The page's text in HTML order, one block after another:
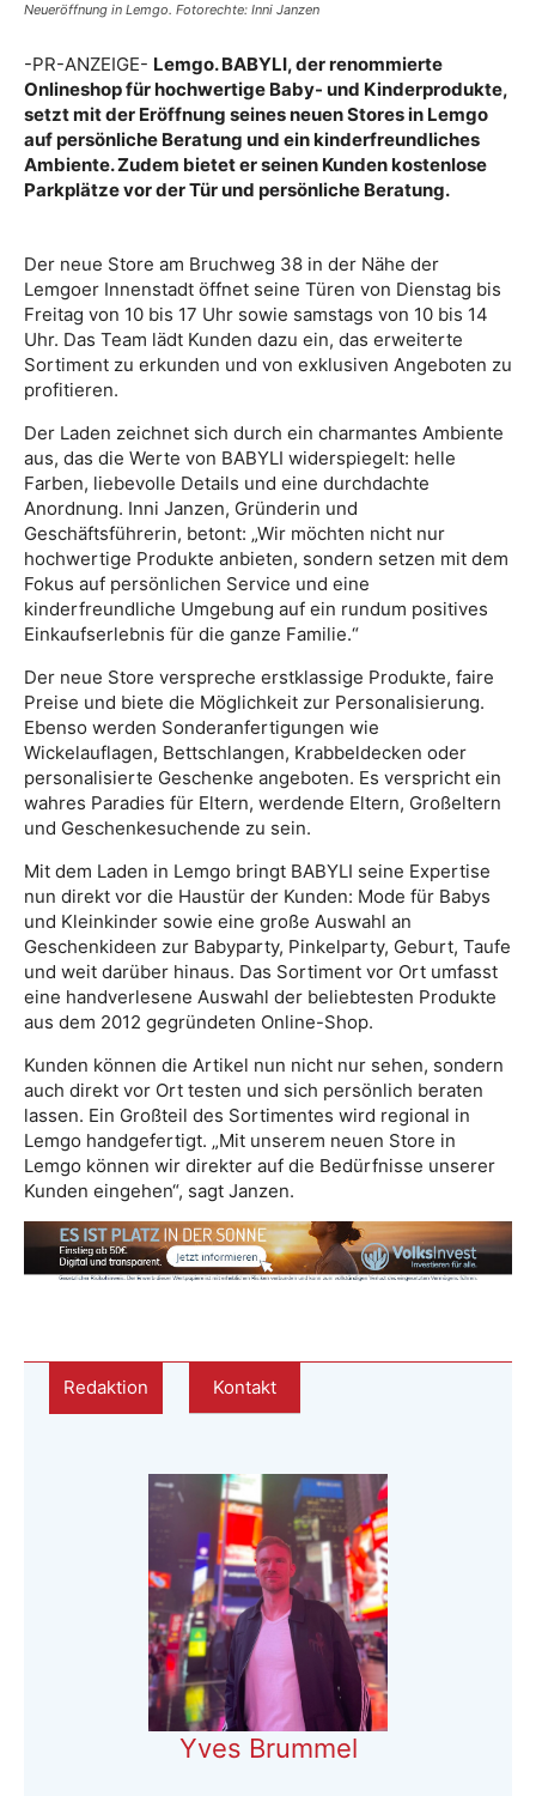
Neueröffnung in Lemgo. Fotorechte: Inni Janzen
-PR-ANZEIGE- Lemgo. BABYLI, der renommierte
Onlineshop für hochwertige Baby- und Kinderprodukte,
setzt mit der Eröffnung seines neuen Stores in Lemgo
auf persönliche Beratung und ein kinderfreundliches
Ambiente. Zudem bietet er seinen Kunden kostenlose
Parkplätze vor der Tür und persönliche Beratung.
Der neue Store am Bruchweg 38 in der Nähe der
Lemgoer Innenstadt öffnet seine Türen von Dienstag bis
Freitag von 10 bis 17 Uhr sowie samstags von 10 bis 14
Uhr. Das Team lädt Kunden dazu ein, das erweiterte
Sortiment zu erkunden und von exklusiven Angeboten zu
profitieren.
Der Laden zeichnet sich durch ein charmantes Ambiente
aus, das die Werte von BABYLI widerspiegelt: helle
Farben, liebevolle Details und eine durchdachte
Anordnung. Inni Janzen, Gründerin und
Geschäftsführerin, betont: „Wir möchten nicht nur
hochwertige Produkte anbieten, sondern setzen mit dem
Fokus auf persönlichen Service und eine
kinderfreundliche Umgebung auf ein rundum positives
Einkaufserlebnis für die ganze Familie.“
Der neue Store verspreche erstklassige Produkte, faire
Preise und biete die Möglichkeit zur Personalisierung.
Ebenso werden Sonderanfertigungen wie
Wickelauflagen, Bettschlangen, Krabbeldecken oder
personalisierte Geschenke angeboten. Es verspricht ein
wahres Paradies für Eltern, werdende Eltern, Großeltern
und Geschenkesuchende zu sein.
Mit dem Laden in Lemgo bringt BABYLI seine Expertise
nun direkt vor die Haustür der Kunden: Mode für Babys
und Kleinkinder sowie eine große Auswahl an
Geschenkideen zur Babyparty, Pinkelparty, Geburt, Taufe
und weit darüber hinaus. Das Sortiment vor Ort umfasst
eine handverlesene Auswahl der beliebtesten Produkte
aus dem 2012 gegründeten Online-Shop.
Kunden können die Artikel nun nicht nur sehen, sondern
auch direkt vor Ort testen und sich persönlich beraten
lassen. Ein Großteil des Sortimentes wird regional in
Lemgo handgefertigt. „Mit unserem neuen Store in
Lemgo können wir direkter auf die Bedürfnisse unserer
Kunden eingehen“, sagt Janzen.
Redaktion Kontakt
Yves Brummel